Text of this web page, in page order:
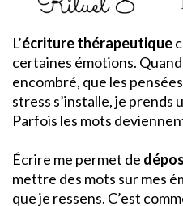
L’écriture thérapeutique
certaines émotions.
encombré, que les
stress s’installe, je prends
Parfois les mots
Écrire me permet de
mettre des mots sur mes
que je ressens. C’est